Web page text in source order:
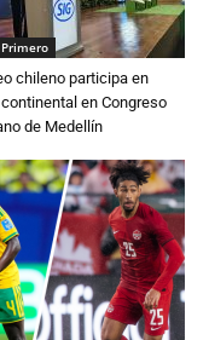
chileno participa en
en Congreso
de Medellín